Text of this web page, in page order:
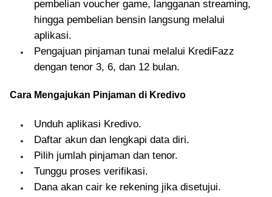
pembelian voucher game, langganan streaming,
hingga pembelian bensin langsung melalui
aplikasi.
Pengajuan pinjaman tunai melalui KrediFazz
dengan tenor 3, 6, dan 12 bulan.
Cara Mengajukan Pinjaman di Kredivo
Unduh aplikasi Kredivo.
Daftar akun dan lengkapi data diri.
Pilih jumlah pinjaman dan tenor.
Tunggu proses verifikasi.
Dana akan cair ke rekening jika disetujui.